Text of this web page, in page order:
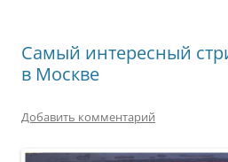
Самый интересный
в Москве
Добавить комментарий